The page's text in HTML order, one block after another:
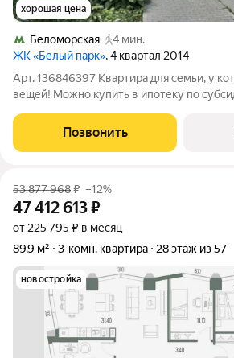
хорошая цена
Беломорская
4 мин.
ЖК «Белый парк», 4 квартал 2014
Арт. 136846397 Квартира для семьи, у
вещей! Можно купить в ипотеку по
свободной планировки на 2-м этаже.
сделали. Преимущества
Позвонить
53 877 968₽ –12%
47 412 613₽
от 225 795 ₽ в месяц
89,9 м²
3-комн. квартира 28 этаж из 57
новостройка